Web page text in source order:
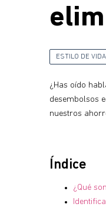
ESTILO DE VIDA
¿Has oído
desembolsos
nuestros
Índice
¿Qué